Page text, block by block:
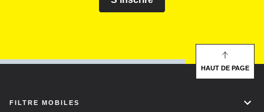
FILTRE MOBILES
HAUT DE PAGE